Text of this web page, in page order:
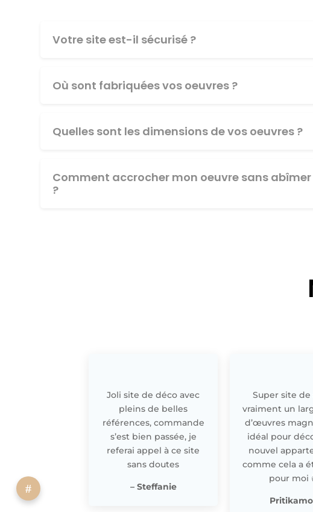
Votre site est-il sécurisé ?
Où sont fabriquées vos oeuvres ?
Quelles sont les dimensions de vos oeuvres ?
Comment accrocher mon oeuvre sans
?
Joli site de déco avec
pleins de belles
références, commande
s’est bien passée, je
referai appel à ce site
sans doutes
– Steffanie
Super site de
vraiment un
d’œuvres
idéal pour
nouvel
comme cela a
pour moi